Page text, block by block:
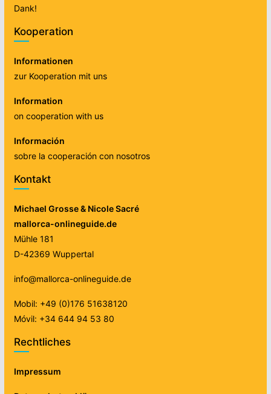
Dank!
Kooperation
Informationen
zur Kooperation mit uns
Information
on cooperation with us
Información
sobre la cooperación con nosotros
Kontakt
Michael Grosse & Nicole Sacré
mallorca-onlineguide.de
Mühle 181
D-42369 Wuppertal
info@mallorca-onlineguide.de
Mobil: +49 (0)176 51638120
Móvil: +34 644 94 53 80
Rechtliches
Impressum